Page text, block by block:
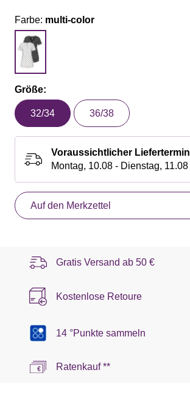
Farbe: multi-color
Größe:
32/34 36/38
Voraussichtlicher Liefertermin
Montag, 10.08 - Dienstag, 11.08
Auf den Merkzettel
Gratis Versand ab 50 €
Kostenlose Retoure
14 °Punkte sammeln
Ratenkauf **